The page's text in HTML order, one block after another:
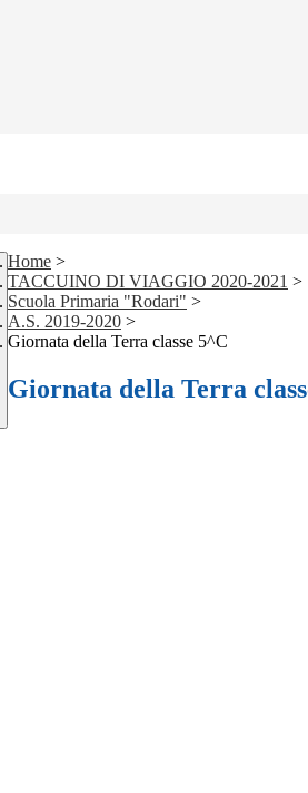
Home >
TACCUINO DI VIAGGIO 2020-2021 >
Scuola Primaria "Rodari" >
A.S. 2019-2020 >
Giornata della Terra classe 5^C
Giornata della Terra